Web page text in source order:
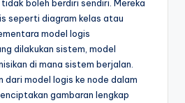
boleh berdiri sendiri. Mereka
seperti diagram kelas atau
model logis
dilakukan sistem, model
di mana sistem berjalan.
dari model logis ke node dalam
gambaran lengkap